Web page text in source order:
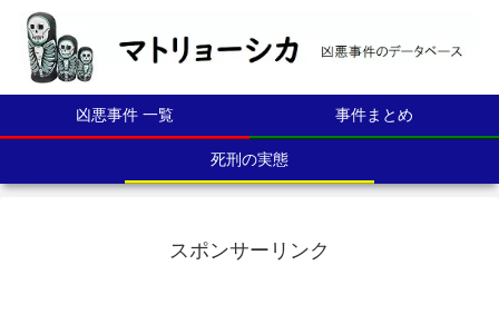
凶悪事件 一覧 事件まとめ
死刑の実態
スポンサーリンク